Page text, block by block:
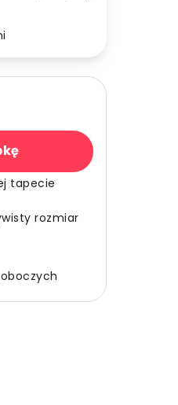
tapecie
rozmiar